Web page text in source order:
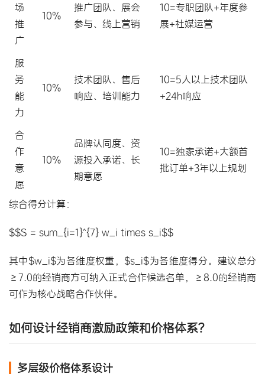
场
推
广
10%
推广团队、展会
参与、线上营销
10=专职团队+年度参
展+社媒运营
服
务
能
力
10%
技术团队、售后
响应、培训能力
10=5人以上技术团队
+24h响应
合
作
意
愿
10%
品牌认同度、资
源投入承诺、长
期意愿
10=独家承诺+大额首
批订单+3年以上规划
综合得分计算：
$$S = sum_{i=1}^{7} w_i times s_i$$
其中$w_i$为各维度权重，$s_i$为各维度得分。建议总分
≥7.0的经销商方可纳入正式合作候选名单，≥8.0的经销商
可作为核心战略合作伙伴。
如何设计经销商激励政策和价格体系？
多层级价格体系设计